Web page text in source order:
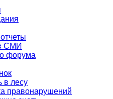
СМИ
форума
в лесу
правонарушений